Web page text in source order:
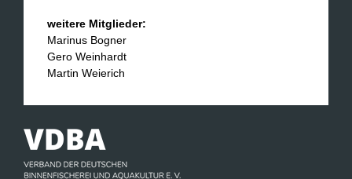
weitere Mitglieder:
Marinus Bogner
Gero Weinhardt
Martin Weierich